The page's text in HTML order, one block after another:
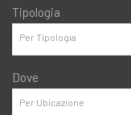
Tipologia
Dove